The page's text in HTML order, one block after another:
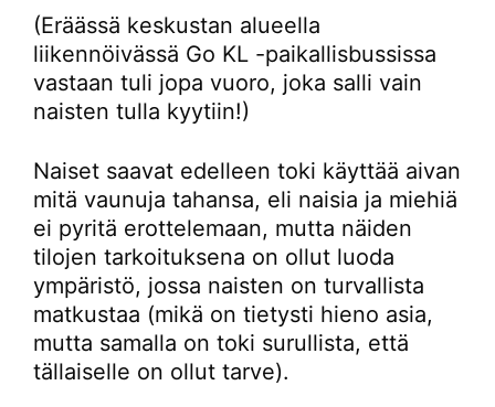
(Eräässä keskustan alueella
liikennöivässä Go KL -paikallisbussissa
vastaan tuli jopa vuoro, joka salli vain
naisten tulla kyytiin!)
Naiset saavat edelleen toki käyttää aivan
mitä vaunuja tahansa, eli naisia ja miehiä
ei pyritä erottelemaan, mutta näiden
tilojen tarkoituksena on ollut luoda
ympäristö, jossa naisten on turvallista
matkustaa (mikä on tietysti hieno asia,
mutta samalla on toki surullista, että
tällaiselle on ollut tarve).